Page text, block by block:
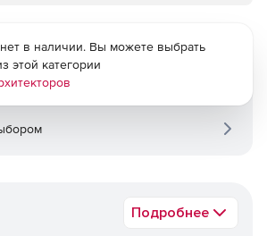
Подробнее
в наличии. Вы можете выбрать
этой категории